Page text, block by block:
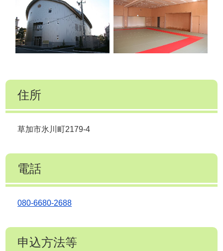
住所
草加市氷川町2179-4
電話
080-6680-2688
申込方法等